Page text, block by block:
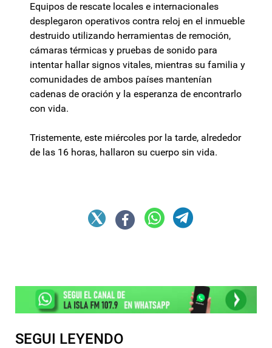
Equipos de rescate locales e internacionales
desplegaron operativos contra reloj en el inmueble
destruido utilizando herramientas de remoción,
cámaras térmicas y pruebas de sonido para
intentar hallar signos vitales, mientras su familia y
comunidades de ambos países mantenían
cadenas de oración y la esperanza de encontrarlo
con vida.
Tristemente, este miércoles por la tarde, alrededor
de las 16 horas, hallaron su cuerpo sin vida.
SEGUI LEYENDO